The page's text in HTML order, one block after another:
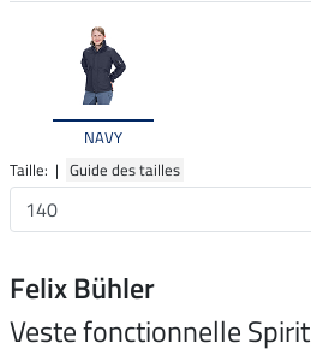
NAVY
Taille: | Guide des tailles
Felix Bühler
Veste fonctionnelle Spirit